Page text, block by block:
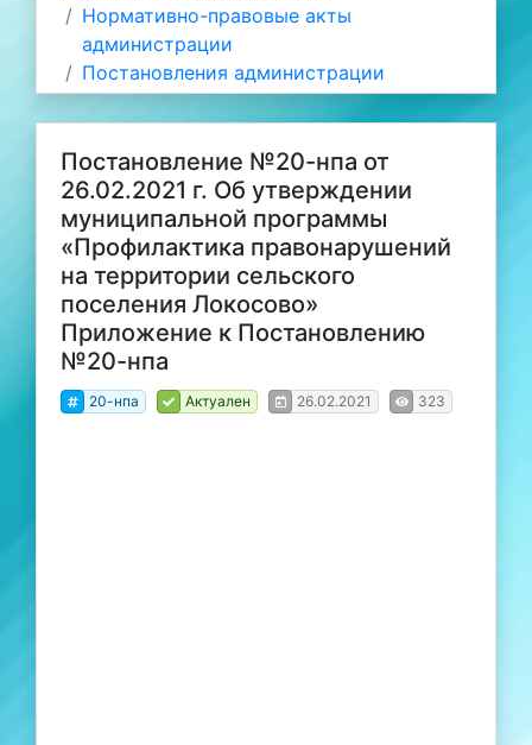
Нормативно-правовые акты
администрации
Постановления администрации
Постановление №20-нпа от
26.02.2021 г. Об утверждении
муниципальной программы
«Профилактика правонарушений
на территории сельского
поселения Локосово»
Приложение к Постановлению
№20-нпа
20-нпа Актуален 26.02.2021 323